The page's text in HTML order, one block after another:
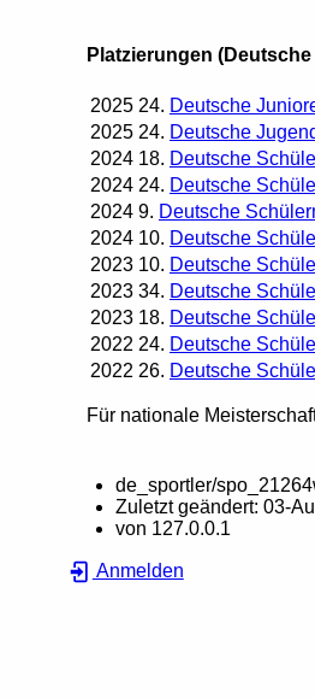
Platzierungen
2025 24. Deutsche
2025 24. Deutsche
2024 18. Deutsche
2024 24. Deutsche
2024 9. Deutsche
2024 10. Deutsche
2023 10. Deutsche
2023 34. Deutsche
2023 18. Deutsche
2022 24. Deutsche
2022 26. Deutsche
Für nationale
de_sportler/
Zuletzt geändert: 03-
von 127.0.0.1
Anmelden